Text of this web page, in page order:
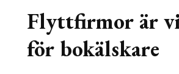
Flyttfirmor är
för bokälskare